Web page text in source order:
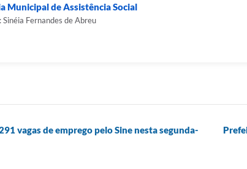
Municipal de Assistência Social
Sinéia Fernandes de Abreu
vagas de emprego pelo Sine nesta segunda-